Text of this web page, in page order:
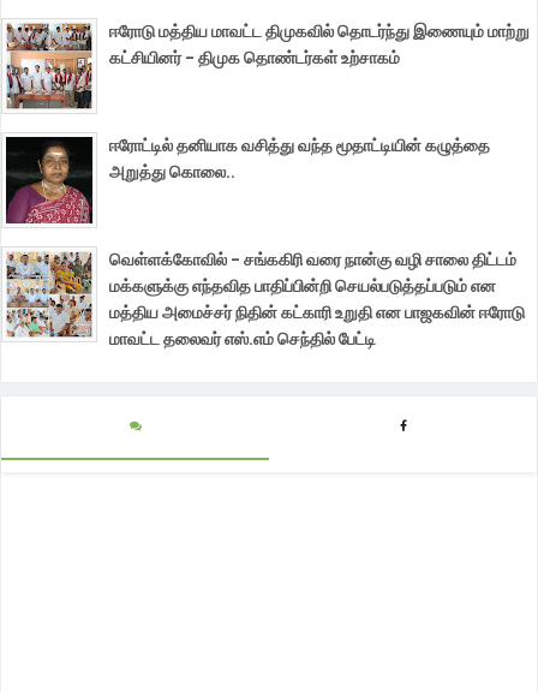
ஈரோடு மத்திய மாவட்ட திமுகவில் தொடர்ந்து இணையும் மாற்று
கட்சியினர் - திமுக தொண்டர்கள் உற்சாகம்
ஈரோட்டில் தனியாக வசித்து வந்த மூதாட்டியின் கழுத்தை
அறுத்து கொலை..
வெள்ளக்கோவில் - சங்ககிரி வரை நான்கு வழி சாலை திட்டம்
மக்களுக்கு எந்தவித பாதிப்பின்றி செயல்படுத்தப்படும் என
மத்திய அமைச்சர் நிதின் கட்காரி உறுதி என பாஜகவின் ஈரோடு
மாவட்ட தலைவர் எஸ்.எம் செந்தில் பேட்டி